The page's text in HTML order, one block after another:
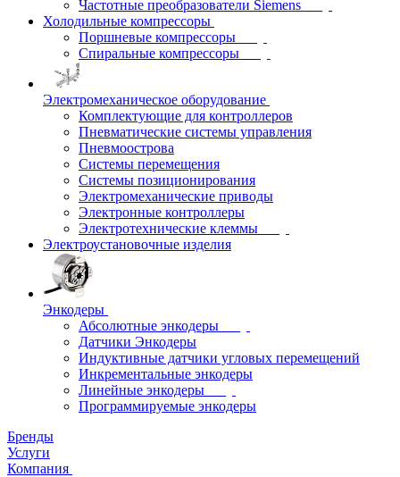
Частотные преобразователи Siemens
Холодильные компрессоры
Поршневые компрессоры
Спиральные компрессоры
Электромеханическое оборудование
Комплектующие для контроллеров
Пневматические системы управления
Пневмоострова
Системы перемещения
Системы позиционирования
Электромеханические приводы
Электронные контроллеры
Электротехнические клеммы
Электроустановочные изделия
Энкодеры
Абсолютные энкодеры
Датчики Энкодеры
Индуктивные датчики угловых перемещений
Инкрементальные энкодеры
Линейные энкодеры
Программируемые энкодеры
Бренды
Услуги
Компания